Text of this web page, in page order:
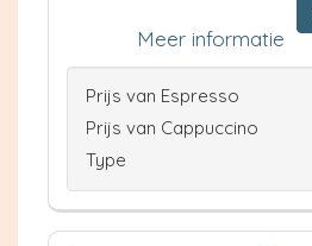
Meer informatie
Prijs van Espresso
Prijs van Cappuccino
Type